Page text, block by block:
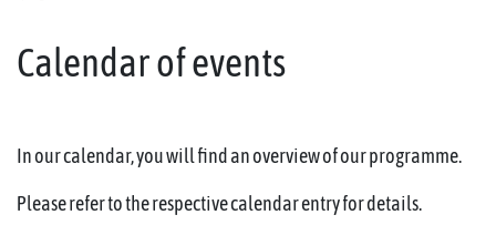
Calendar of events
In our calendar, you will find an overview of our programme.
Please refer to the respective calendar entry for details.